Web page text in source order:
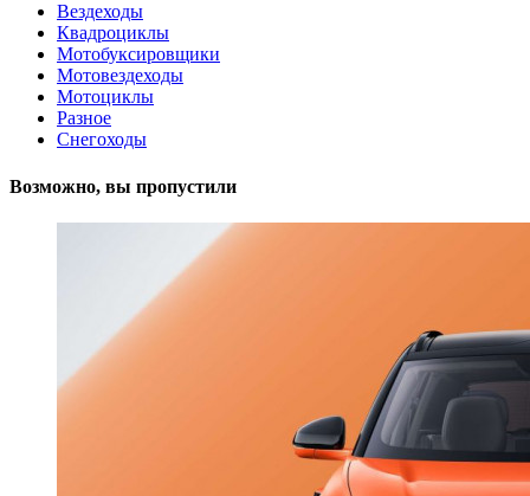
Вездеходы
Квадроциклы
Мотобуксировщики
Мотовездеходы
Мотоциклы
Разное
Снегоходы
Возможно, вы пропустили